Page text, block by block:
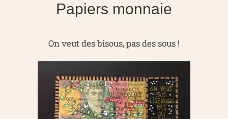
Papiers monnaie
On veut des bisous, pas des sous !